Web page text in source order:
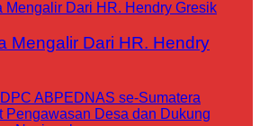
Mengalir Dari HR. Hendry